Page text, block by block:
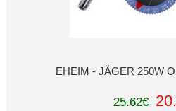
EHEIM - JÄGER 250W
25.62€